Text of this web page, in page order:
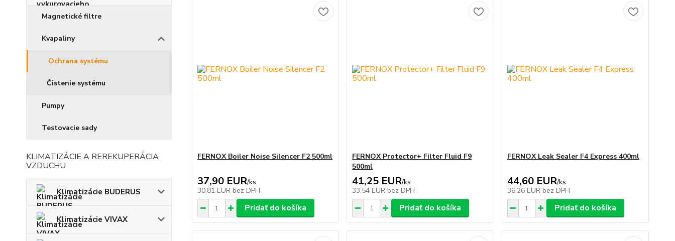
Magnetické filtre
Kvapaliny
Ochrana systému
Čistenie systému
Pumpy
Testovacie sady
KLIMATIZÁCIE A REREKUPERÁCIA
VZDUCHU
Klimatizácie BUDERUS
Klimatizácie VIVAX
FERNOX Boiler Noise Silencer F2 500ml
37,90 EUR/ks
30,81 EUR bez DPH
Pridať do košíka
FERNOX Protector+ Filter Fluid F9
500ml
41,25 EUR/ks
33,54 EUR bez DPH
Pridať do košíka
FERNOX Leak Sealer F4 Express 400ml
44,60 EUR/ks
36,26 EUR bez DPH
Pridať do košíka